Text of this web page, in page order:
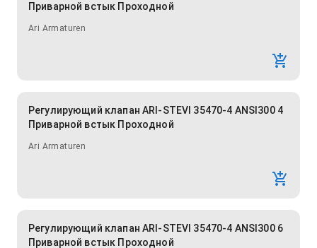
Приварной встык Проходной
Ari Armaturen
Регулирующий клапан ARI-STEVI 35470-4 ANSI300 4
Приварной встык Проходной
Ari Armaturen
Регулирующий клапан ARI-STEVI 35470-4 ANSI300 6
Приварной встык Проходной